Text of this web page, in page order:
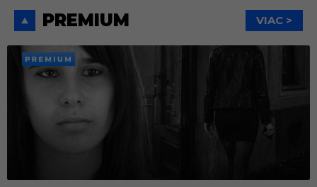
PREMIUM VIAC >
PREMI
UM